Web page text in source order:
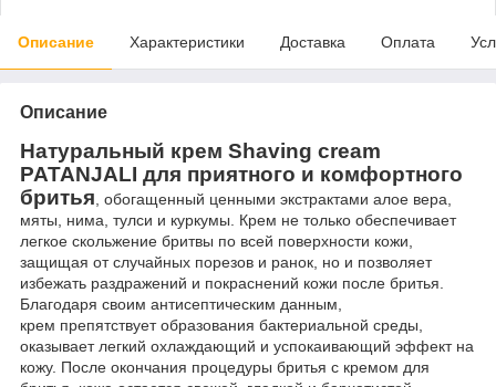
Описание Характеристики Доставка Оплата
Описание
Натуральный крем Shaving cream
PATANJALI для приятного и комфортного
бритья , обогащенный ценными экстрактами алое вера,
мяты, нима, тулси и куркумы. Крем не только обеспечивает
легкое скольжение бритвы по всей поверхности кожи,
защищая от случайных порезов и ранок, но и позволяет
избежать раздражений и покраснений кожи после бритья.
Благодаря своим антисептическим данным,
крем препятствует образования бактериальной среды,
оказывает легкий охлаждающий и успокаивающий эффект на
кожу. После окончания процедуры бритья с кремом для